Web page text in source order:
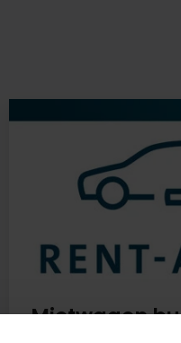
Mietwagen